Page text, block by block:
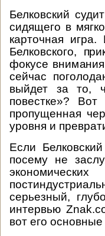
Белковский
сидящего в
карточная
Белковского,
фокусе
сейчас
выйдет за то,
повестке»?
пропущенная
уровня и
Если
посему не
серьезный,
интервью
вот его